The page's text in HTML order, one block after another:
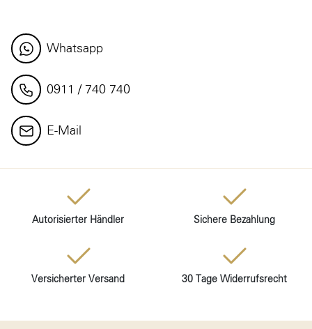
Whatsapp
0911 / 740 740
E-Mail
Autorisierter Händler Sichere Bezahlung
Versicherter Versand 30 Tage Widerrufsrecht